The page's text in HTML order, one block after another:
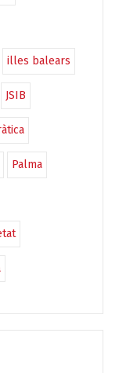
illes balears
JSIB
Palma